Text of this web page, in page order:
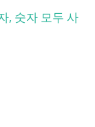
, 숫자 모두 사